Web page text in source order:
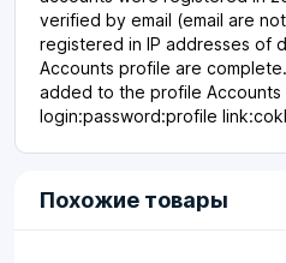
verified by email (email are
registered in IP addresses of
Accounts profile are
added to the profile Accounts
login:password:profile
Похожие товары